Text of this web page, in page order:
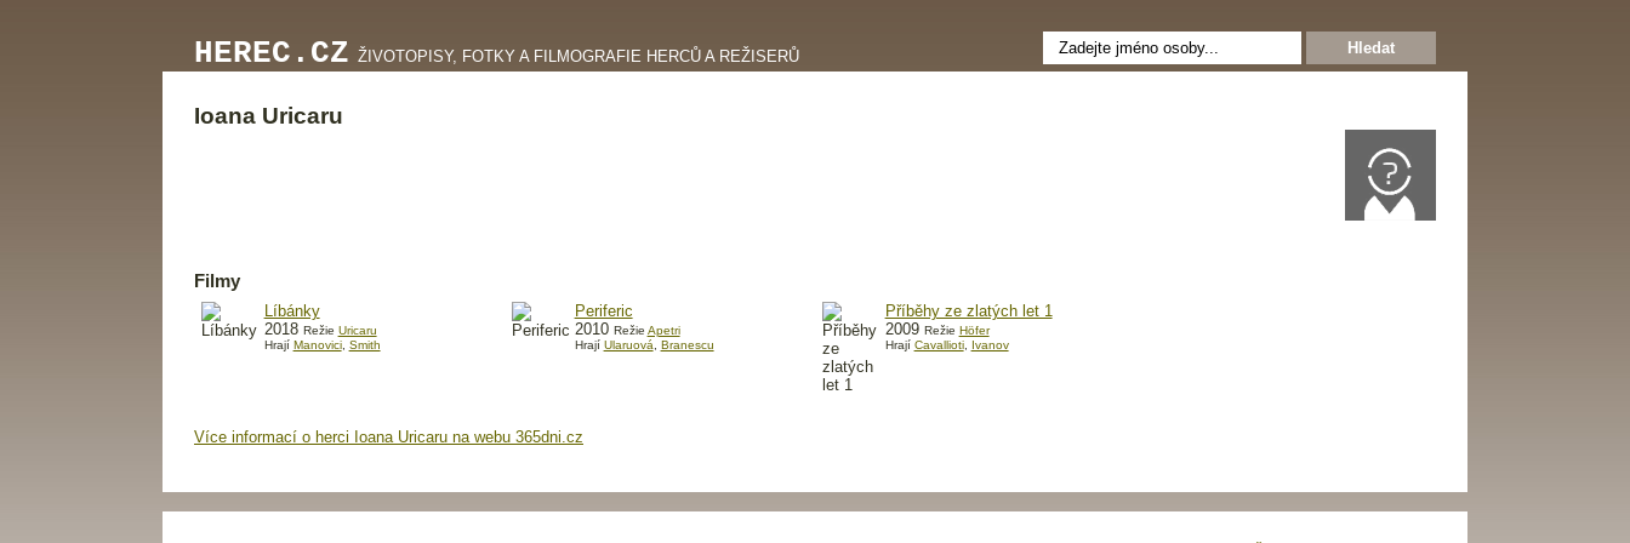
HEREC.CZ ŽIVOTOPISY, FOTKY A FILMOGRAFIE HERCŮ A REŽISERŮ
Ioana Uricaru
Filmy
Líbánky
2018 Režie Uricaru
Hrají Manovici, Smith
Periferic
2010 Režie Apetri
Hrají Ularuová Branescu
Příběhy ze zlatých let 1
2009 Režie Höfer
Hrají Cavallioti, Ivanov
Více informací o herci Ioana Uricaru na webu 365dni.cz